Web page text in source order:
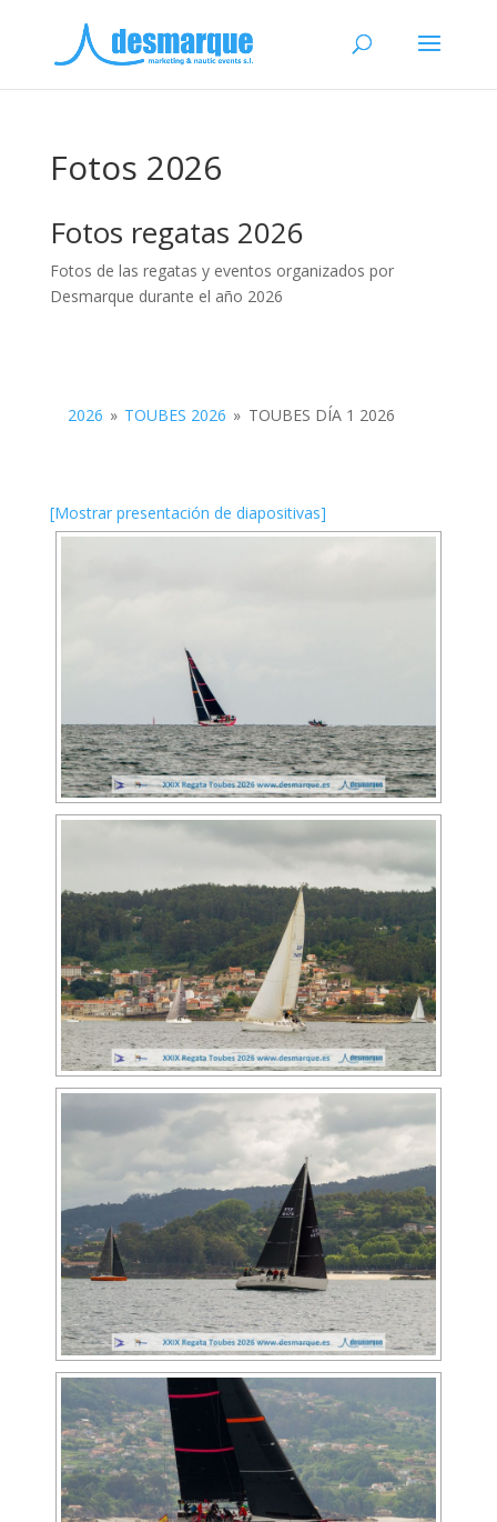
Fotos 2026
Fotos regatas 2026
Fotos de las regatas y eventos organizados por
Desmarque durante el año 2026
2026 » TOUBES 2026 » TOUBES DÍA 1 2026
[Mostrar presentación de diapositivas]